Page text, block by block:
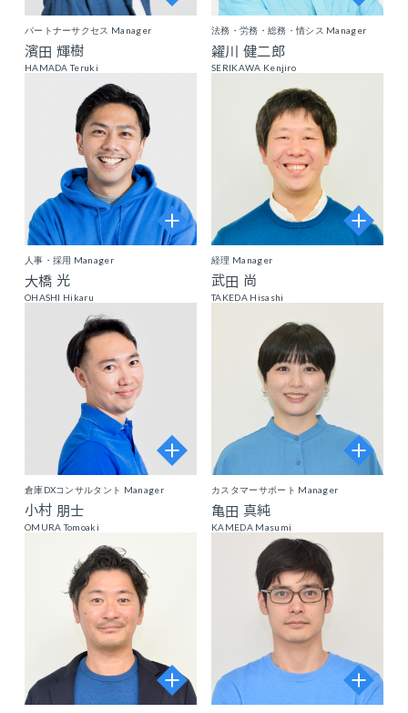
パートナーサクセス Manager
濱田 輝樹
HAMADA Teruki
法務・労務・総務・情シス Manager
糴川 健二郎
SERIKAWA Kenjiro
人事・採用 Manager
大橋 光
OHASHI Hikaru
経理 Manager
武田 尚
TAKEDA Hisashi
倉庫DXコンサルタント Manager
小村 朋士
OMURA Tomoaki
カスタマーサポート Manager
亀田 真純
KAMEDA Masumi